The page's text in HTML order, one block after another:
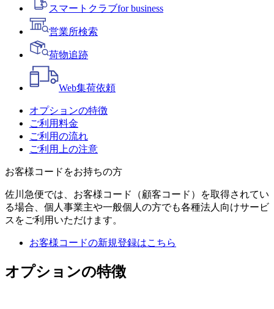
スマートクラブfor business
営業所検索
荷物追跡
Web集荷依頼
オプションの特徴
ご利用料金
ご利用の流れ
ご利用上の注意
お客様コードをお持ちの方
佐川急便では、お客様コード（顧客コード）を取得されてい
る場合、個人事業主や一般個人の方でも各種法人向けサービ
スをご利用いただけます。
お客様コードの新規登録はこちら
オプションの特徴